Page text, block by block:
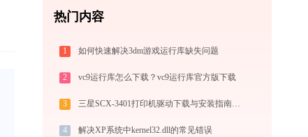
热门内容
1 如何快速解决3dm游戏运行库缺失问题
2 vc9运行库怎么下载？vc9运行库官方版下载
3 三星SCX-3401打印机驱动下载与安装指南：一步步教您操作
4 解决XP系统中kernel32.dll的常见错误